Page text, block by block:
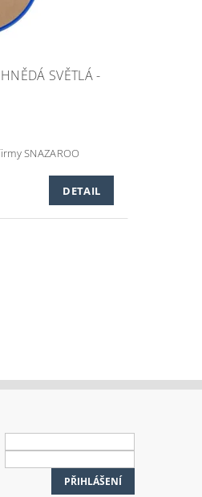
SVĚTLÁ -
SNAZAROO
DETAIL